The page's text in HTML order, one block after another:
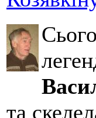
та